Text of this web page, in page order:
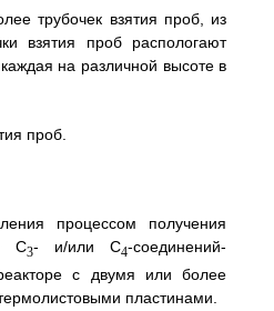
трубочек взятия проб, из
взятия проб распологают
на различной высоте в
проб.
процессом получения
С3- и/или С4-соединений-
с двумя или более
пластинами.